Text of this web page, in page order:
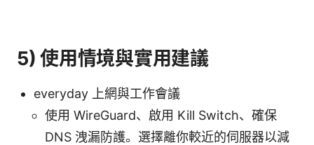
5) 使用情境與實用建議
everyday 上網與工作會議
使用 WireGuard、啟用 Kill Switch、確保
DNS 洩漏防護。選擇離你較近的伺服器以減